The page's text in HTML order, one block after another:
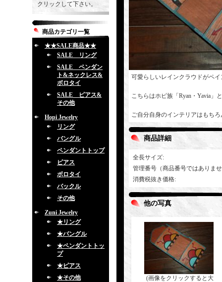
クリックして下さい。
商品カテゴリ一覧
★★SALE商品★★
SALE リング
SALE ペンダン
ト&ネックレス&
ボロタイ
SALE ピアス&
その他
Hopi Jewelry
リング
バングル
ペンダントトップ
ピアス
ボロタイ
バックル
その他
Zuni Jewelry
★リング
★バングル
★ペンダントトッ
プ
★ピアス
★その他
可愛らしいレインクラウドがペ
こちらはホピ族「Ryan・Yavia」
ご自分自身のインテリアはもち
商品詳細
全長サイズ:
管理番号（商品番号ではありま
消費税抜き価格:
他の写真
(画像をクリックすると大